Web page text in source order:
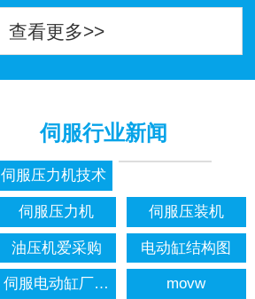
查看更多>>
伺服行业新闻
伺服压力机技术
伺服压力机 伺服压装机
油压机爱采购 电动缸结构图
伺服电动缸厂家排名 movw